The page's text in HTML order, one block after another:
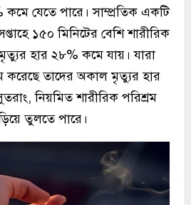
যেতে পারে। সাম্প্রতিক একটি
১৫০ মিনিটের বেশি শারীরিক
হার ২৮% কমে যায়। যারা
করেছে তাদের অকাল মৃত্যুর হার
নিয়মিত শারীরিক পরিশ্রম
তুলতে পারে।